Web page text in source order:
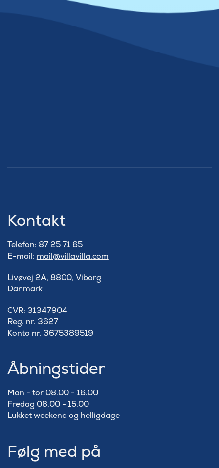
Kontakt
Telefon: 87 25 71 65
E-mail: mail@villavilla.com
Livøvej 2A, 8800, Viborg
Danmark
​CVR: 31347904
Reg. nr. 3627
Konto nr. 3675389519
Åbningstider
Man - tor 08.00 - 16.00
Fredag 08.00 - 15.00
Lukket weekend og helligdage
Følg med på